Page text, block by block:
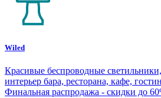
Wiled
Красивые беспроводные
интерьер бара, ресторана, кафе,
Финальная распродажа - скидки до